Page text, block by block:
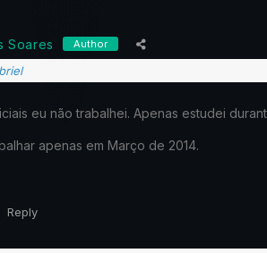
Soares Author
eu não trabalhei. Apenas estudei
apenas em Março de 2014.
Reply